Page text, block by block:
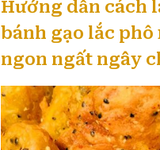
Hướng dẫn cách
bánh gạo lắc phô
ngon ngất ngây
trong 30 phút 08 /